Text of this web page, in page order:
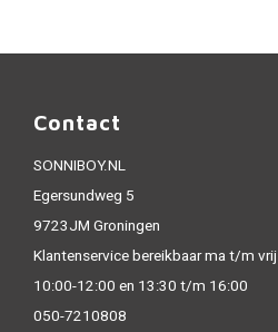
Contact
SONNIBOY.NL
Egersundweg 5
9723JM Groningen
Klantenservice bereikbaar ma t/m vrij
10:00-12:00 en 13:30 t/m 16:00
050-7210808